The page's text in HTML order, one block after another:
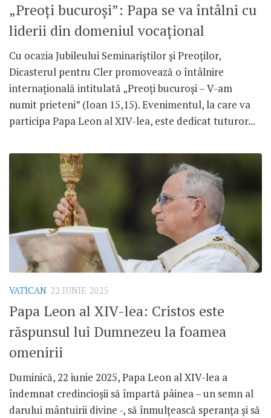
„Preoți bucuroși”: Papa se va întâlni cu
liderii din domeniul vocațional
Cu ocazia Jubileului Seminariștilor și Preoților,
Dicasterul pentru Cler promovează o întâlnire
internațională intitulată „Preoți bucuroși – V-am
numit prieteni” (Ioan 15,15). Evenimentul, la care va
participa Papa Leon al XIV-lea, este dedicat tuturor...
VATICAN 22 IUNIE 2025
Papa Leon al XIV-lea: Cristos este
răspunsul lui Dumnezeu la foamea
omenirii
Duminică, 22 iunie 2025, Papa Leon al XIV-lea a
îndemnat credincioșii să împartă pâinea – un semn al
darului mântuirii divine -, să înmulțească speranța și să